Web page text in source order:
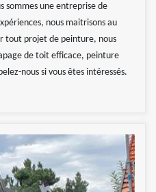
sommes une entreprise de
nous maitrisons au
tout projet de peinture, nous
de toit efficace, peinture
nous si vous êtes intéressés.